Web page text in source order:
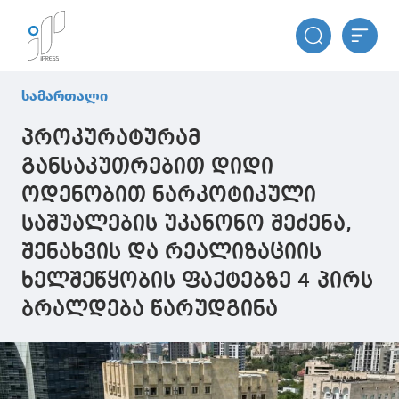
სამართალი
პროკურატურამ
განსაკუთრებით დიდი
ოდენობით ნარკოტიკული
საშუალების უკანონო შეძენა,
შენახვის და რეალიზაციის
ხელშეწყობის ფაქტებზე 4 პირს
ბრალდება წარუდგინა